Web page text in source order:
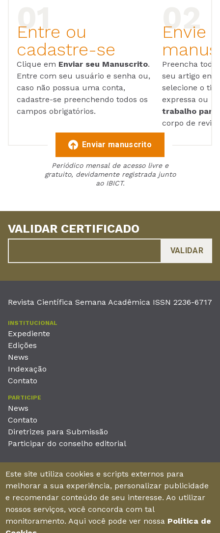
Entre ou
cadastre-se
Clique em Enviar seu Manuscrito.
Entre com seu usuário e senha ou,
caso não possua uma conta,
cadastre-se preenchendo todos os
campos obrigatórios.
Envie
Preencha
seu artigo em
selecione o
expressa ou
trabalho para
corpo de
Enviar manuscrito
Periódico mensal de acesso livre e
gratuito, devidamente registrada junto
ao IBICT.
VALIDAR CERTIFICADO
Revista Científica Semana Acadêmica ISSN 2236-6717
INSTITUCIONAL
Expediente
Edições
News
Indexação
Contato
PARTICIPE
News
Contato
Diretrizes para Submissão
Participar do conselho editorial
Unieducar Inteligência Educacional Ltda
CNPJ: 05.569.970/0001-26
Av. Desembargador Moreira, No. 2001 – 11º andar - Bairro
Aldeota
Fortaleza – Ceará - Brasil - CEP 60170-001
Este site utiliza cookies e scripts externos para
melhorar a sua experiência, personalizar publicidade
e recomendar conteúdo de seu interesse. Ao utilizar
nossos serviços, você concorda com tal
monitoramento. Aqui você pode ver nossa Política de